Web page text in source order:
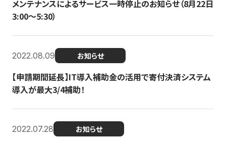
メンテナンスによるサービス一時停止のお知らせ（8月22日
3:00〜5:30）
2022.08.09 お知らせ
【申請期間延長】IT導入補助金の活用で寄付決済システム
導入が最大3/4補助！
2022.07.28 お知らせ